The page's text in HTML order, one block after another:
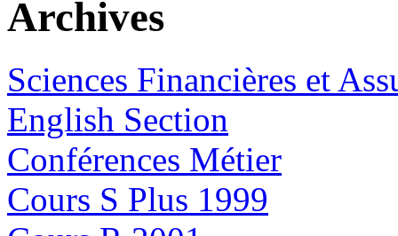
Archives
Sciences Financières et
English Section
Conférences Métier
Cours S Plus 1999